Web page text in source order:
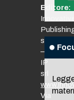
Editore:
Innovative
srl
–
IP
srl
Via